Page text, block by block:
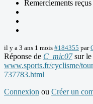
Remerciements
il y a 3 ans 1 mois #184355 par
Réponse de C_mic07sur le
www.sports.fr/cyclisme/
737783.html
Connexion ou Créer un